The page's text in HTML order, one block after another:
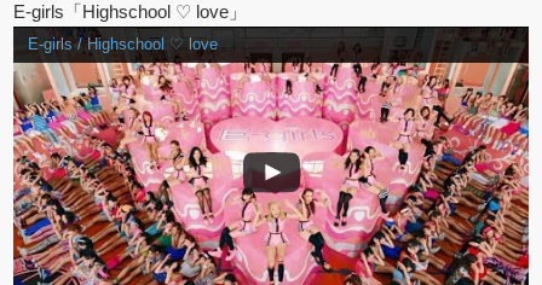
E-girls「Highschool ♡ love」
E-girls / Highschool ♡ love